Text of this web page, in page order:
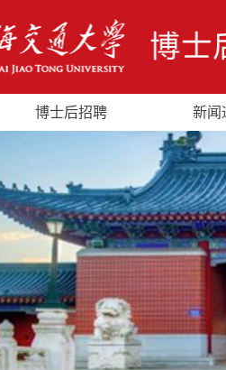
博士后招聘 新闻